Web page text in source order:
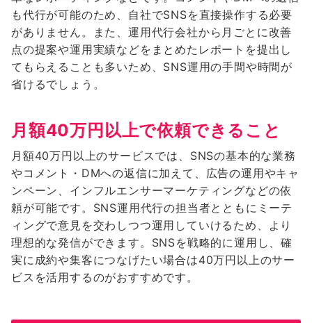
も代行が可能のため、自社でSNSを直接操作する必要
がありません。また、運用代行会社から月ごとに改善
点の提案や運用実績などをまとめたレポートを提出し
てもらえることも多いため、SNS運用の手間や時間が
省けるでしょう。
月額40万円以上で依頼できること
月額40万円以上のサービスでは、SNSの基本的な業務
やコメント・DMへの返信に加えて、広告の運用やキャ
ンペーン、インフルエンサーマーケティングなどの依
頼が可能です。SNS運用代行の担当者とともにミーテ
ィングで意見を交わしつつ運用していけるため、より
理想的な発信ができます。SNSを戦略的に運用し、確
実に成約や集客につなげたい場合は40万円以上のサー
ビスを活用するのがおすすめです。